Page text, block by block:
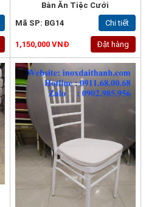
Bàn Ăn Tiệc Cưới
Mã SP: BG14
Chi tiết
1,150,000 VNĐ Đặt hàng